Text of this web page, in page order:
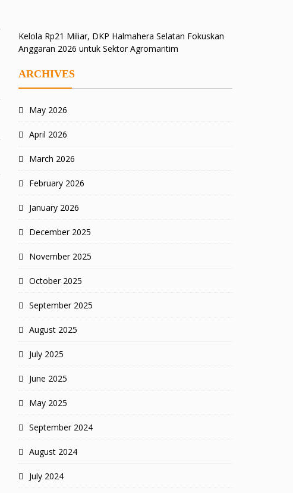
Kelola Rp21 Miliar, DKP Halmahera Selatan Fokuskan
Anggaran 2026 untuk Sektor Agromaritim
ARCHIVES
May 2026
April 2026
March 2026
February 2026
January 2026
December 2025
November 2025
October 2025
September 2025
August 2025
July 2025
June 2025
May 2025
September 2024
August 2024
July 2024